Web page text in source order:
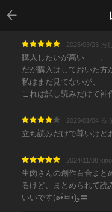
戻る
2025/03/23 推
購入したいが高い……。
だが購入はしておいた方
私はまだ見てないが、
これは試し読みだけで神
2025/01/04 る
立ち読みだけで尊いけど
2024/11/08
生肉さんの創作百合まと
るけど、まとめられて読
いいです(๑•̀ㅂ•́)و〓